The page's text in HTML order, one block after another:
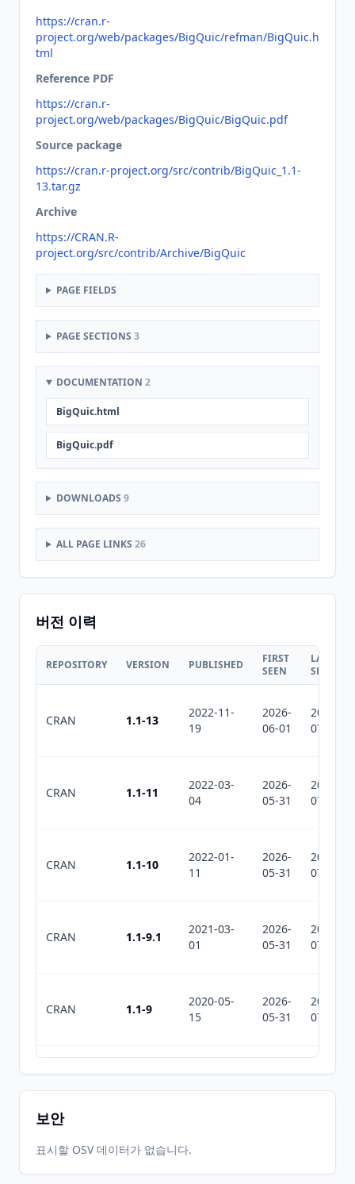
https://cran.r-
project.org/web/packages/BigQuic/refman/BigQuic.h
tml
Reference PDF
https://cran.r-
project.org/web/packages/BigQuic/BigQuic.pdf
Source package
https://cran.r-project.org/src/contrib/BigQuic_1.1-
13.tar.gz
Archive
https://CRAN.R-
project.org/src/contrib/Archive/BigQuic
PAGE FIELDS
PAGE SECTIONS 3
DOCUMENTATION 2
BigQuic.html
BigQuic.pdf
DOWNLOADS 9
ALL PAGE LINKS 26
버전 이력
REPOSITORY VERSION PUBLISHED
FIRST
SEEN
LAST
SEEN
CRAN 1.1-13
2022-11-
19
2026-
06-01
2026-
07-29
CRAN 1.1-11
2022-03-
04
2026-
05-31
2026-
07-29
CRAN 1.1-10
2022-01-
11
2026-
05-31
2026-
07-29
CRAN 1.1-9.1
2021-03-
01
2026-
05-31
2026-
07-29
CRAN 1.1-9
2020-05-
15
2026-
05-31
2026-
07-29
2018-04-
28
2026-
05-31
2026-
07-29
CRAN 1.1-7
보안
표시할 OSV 데이터가 없습니다.